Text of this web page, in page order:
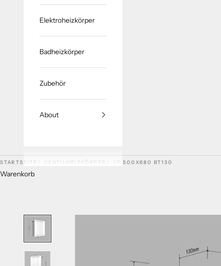
Elektroheizkörper
Badheizkörper
Zubehör
About
STARTSEITE VENTILHEIZKÖRPER VF 500X680 BT130
Warenkorb